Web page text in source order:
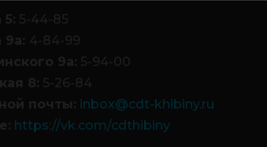
inbox@cdt-khibiny.ru
https://vk.com/cdthibiny